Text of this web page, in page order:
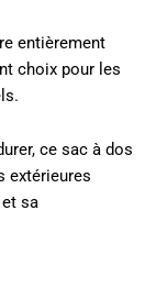
entièrement
choix pour les
ce sac à dos
extérieures
sa